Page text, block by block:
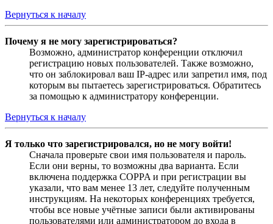
Вернуться к началу
Почему я не могу зарегистрироваться?
Возможно, администратор конференции отключил
регистрацию новых пользователей. Также возможно,
что он заблокировал ваш IP-адрес или запретил имя, под
которым вы пытаетесь зарегистрироваться. Обратитесь
за помощью к администратору конференции.
Вернуться к началу
Я только что зарегистрировался, но не могу войти!
Сначала проверьте свои имя пользователя и пароль.
Если они верны, то возможны два варианта. Если
включена поддержка COPPA и при регистрации вы
указали, что вам менее 13 лет, следуйте полученным
инструкциям. На некоторых конференциях требуется,
чтобы все новые учётные записи были активированы
пользователями или администратором до входа в